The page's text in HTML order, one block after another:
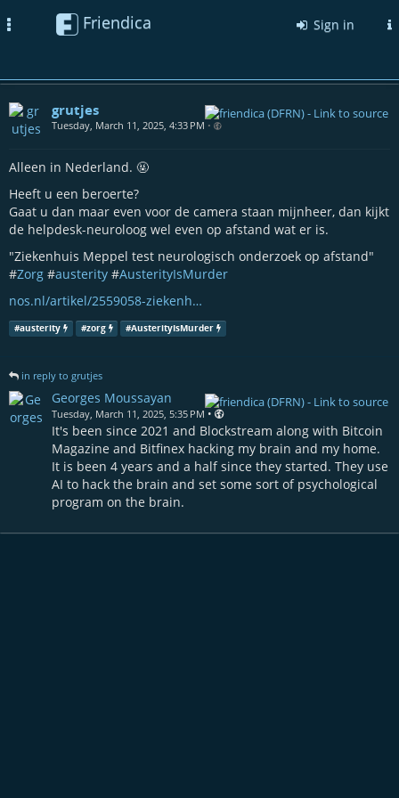
Friendica Sign in
grutjes
Tuesday, March 11, 2025, 4:33 PM •
Alleen in Nederland. 🤬
Heeft u een beroerte?
Gaat u dan maar even voor de camera staan mijnheer, dan kijkt
de helpdesk-neuroloog wel even op afstand wat er is.
"Ziekenhuis Meppel test neurologisch onderzoek op afstand"
#Zorg #austerity #AusterityIsMurder
nos.nl/artikel/2559058-ziekenh…
#austerity #zorg #AusterityIsMurder
in reply to grutjes
Georges Moussayan
Tuesday, March 11, 2025, 5:35 PM •
It's been since 2021 and Blockstream along with Bitcoin
Magazine and Bitfinex hacking my brain and my home.
It is been 4 years and a half since they started. They use
AI to hack the brain and set some sort of psychological
program on the brain.